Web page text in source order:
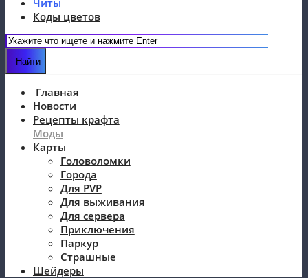
Читы
Коды цветов
Главная
Новости
Рецепты крафта
Моды
Карты
Головоломки
Города
Для PVP
Для выживания
Для сервера
Приключения
Паркур
Страшные
Шейдеры